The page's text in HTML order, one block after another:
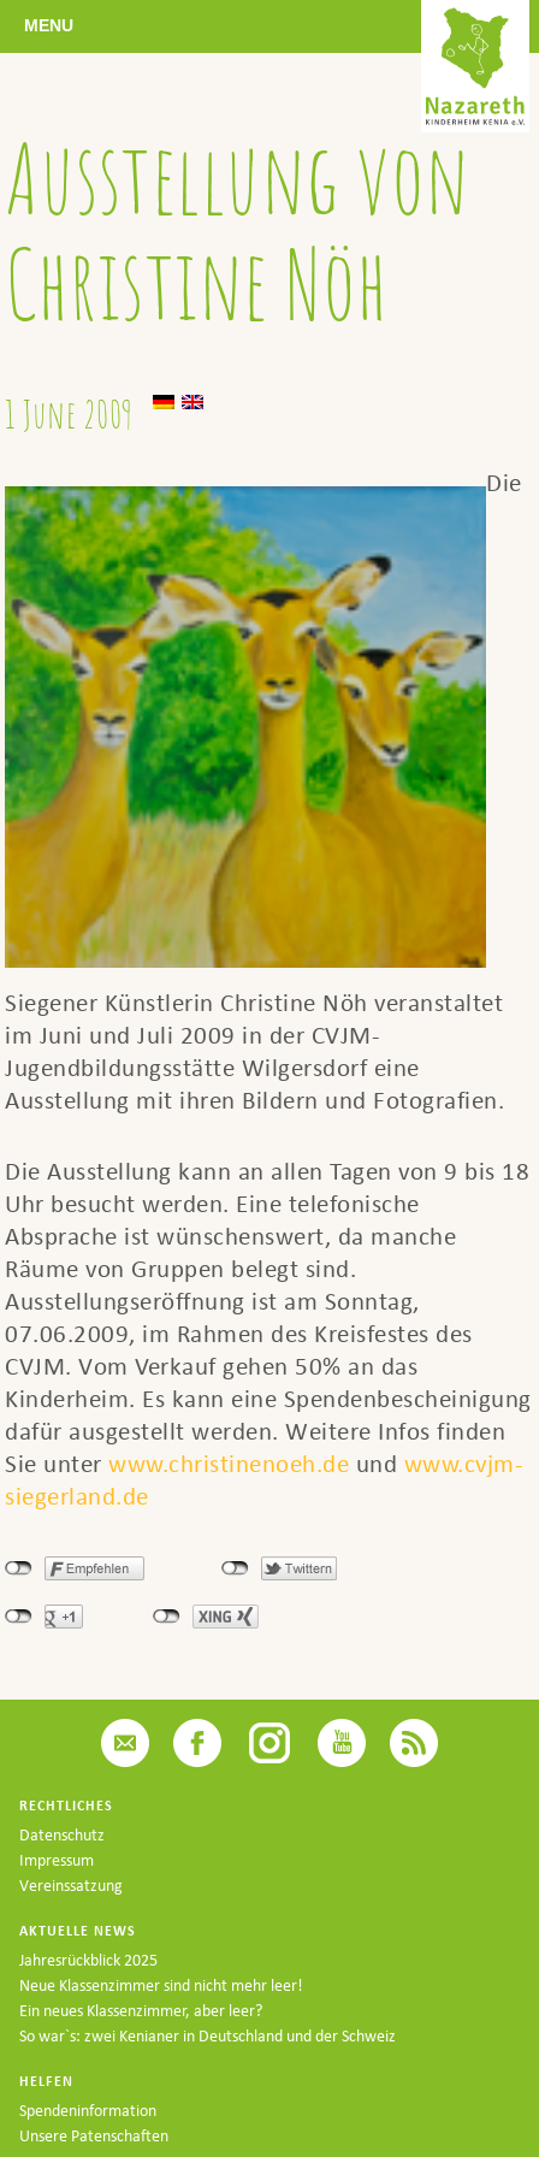
MENU
Ausstellung von
Christine Nöh
1 June 2009
Die
Siegener Künstlerin Christine Nöh veranstaltet
im Juni und Juli 2009 in der CVJM-
Jugendbildungsstätte Wilgersdorf eine
Ausstellung mit ihren Bildern und Fotografien.
Die Ausstellung kann an allen Tagen von 9 bis 18
Uhr besucht werden. Eine telefonische
Absprache ist wünschenswert, da manche
Räume von Gruppen belegt sind.
Ausstellungseröffnung ist am Sonntag,
07.06.2009, im Rahmen des Kreisfestes des
CVJM. Vom Verkauf gehen 50% an das
Kinderheim. Es kann eine Spendenbescheinigung
dafür ausgestellt werden. Weitere Infos finden
Sie unter www.christinenoeh.de und www.cvjm-
siegerland.de
RECHTLICHES
Datenschutz
Impressum
Vereinssatzung
AKTUELLE NEWS
Jahresrückblick 2025
Neue Klassenzimmer sind nicht mehr leer!
Ein neues Klassenzimmer, aber leer?
So war`s: zwei Kenianer in Deutschland und der Schweiz
HELFEN
Spendeninformation
Unsere Patenschaften